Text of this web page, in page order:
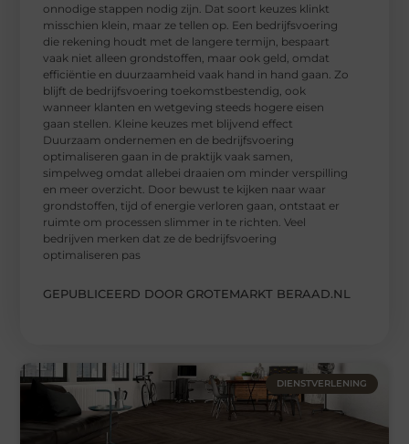
onnodige stappen nodig zijn. Dat soort keuzes klinkt
misschien klein, maar ze tellen op. Een bedrijfsvoering
die rekening houdt met de langere termijn, bespaart
vaak niet alleen grondstoffen, maar ook geld, omdat
efficiëntie en duurzaamheid vaak hand in hand gaan. Zo
blijft de bedrijfsvoering toekomstbestendig, ook
wanneer klanten en wetgeving steeds hogere eisen
gaan stellen. Kleine keuzes met blijvend effect
Duurzaam ondernemen en de bedrijfsvoering
optimaliseren gaan in de praktijk vaak samen,
simpelweg omdat allebei draaien om minder verspilling
en meer overzicht. Door bewust te kijken naar waar
grondstoffen, tijd of energie verloren gaan, ontstaat er
ruimte om processen slimmer in te richten. Veel
bedrijven merken dat ze de bedrijfsvoering
optimaliseren pas
GEPUBLICEERD DOOR GROTEMARKT BERAAD.NL
DIENSTVERLENING